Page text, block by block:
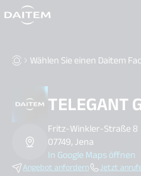
search.label
Wählen Sie einen Daitem
TELEGANT
Fritz-Winkler-Straße 8
07749, Jena
In Google Maps öffnen
Angebot anfordern Jetzt